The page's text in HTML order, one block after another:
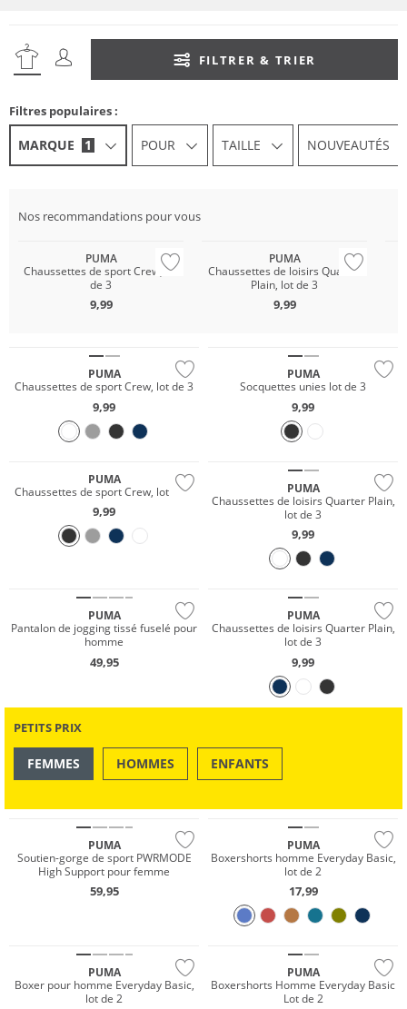
FILTRER & TRIER
Filtres populaires :
MARQUE 1 POUR TAILLE NOUVEAUTÉS
Nos recommandations pour vous
Multi Pack
PUMA
Chaussettes de sport Crew, lot
de 3
9,99
PUMA
Chaussettes de loisirs Quarter
Plain, lot de 3
9,99
PUMA
Chaussettes de sport Crew, lot de 3
9,99
PUMA
Socquettes unies lot de 3
9,99
PUMA
Chaussettes de sport Crew, lot de 3
9,99
PUMA
Chaussettes de loisirs Quarter Plain,
lot de 3
9,99
PUMA
Pantalon de jogging tissé fuselé pour
homme
49,95
PUMA
Chaussettes de loisirs Quarter Plain,
lot de 3
9,99
PETITS PRIX
FEMMES HOMMES ENFANTS
PUMA
Soutien-gorge de sport PWRMODE
High Support pour femme
59,95
PUMA
Boxershorts homme Everyday Basic,
lot de 2
17,99
PUMA
Boxer pour homme Everyday Basic,
lot de 2
NOUVEAU
PUMA
Boxershorts Homme Everyday Basic
Lot de 2